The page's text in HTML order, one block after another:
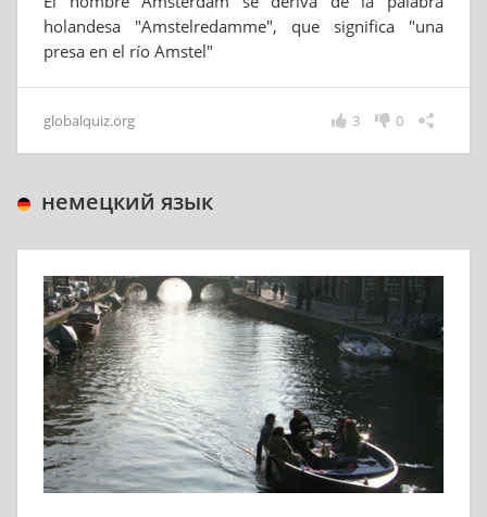
holandesa "Amstelredamme", que significa "una
presa en el río Amstel"
globalquiz.org 0
3
немецкий язык